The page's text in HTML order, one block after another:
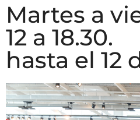
Martes a
12 a 18.30.
hasta el